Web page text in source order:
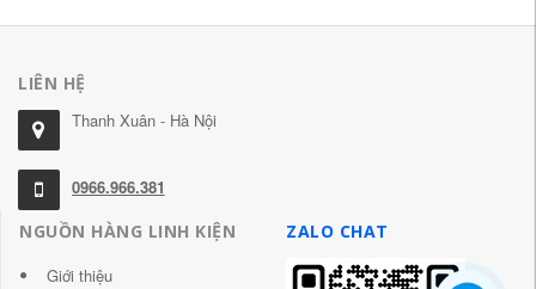
LIÊN HỆ
Thanh Xuân - Hà Nội
0966.966.381
NGUỒN HÀNG LINH KIỆN
Giới thiệu
ZALO CHAT